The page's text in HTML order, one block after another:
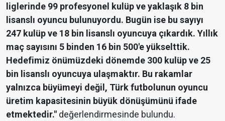
liglerinde 99 profesyonel kulüp ve yaklaşık 8 bin
lisanslı oyuncu bulunuyordu. Bugün ise bu sayıyı
247 kulüp ve 18 bin lisanslı oyuncuya çıkardık. Yıllık
maç sayısını 5 binden 16 bin 500'e yükselttik.
Hedefimiz önümüzdeki dönemde 300 kulüp ve 25
bin lisanslı oyuncuya ulaşmaktır. Bu rakamlar
yalnızca büyümeyi değil, Türk futbolunun oyuncu
üretim kapasitesinin büyük dönüşümünü ifade
etmektedir." değerlendirmesinde bulundu.